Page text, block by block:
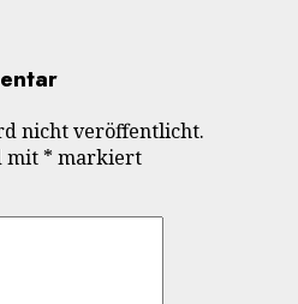
nicht veröffentlicht.
mit * markiert